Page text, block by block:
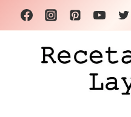
Saltar
al
contenido